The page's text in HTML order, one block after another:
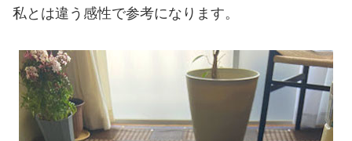
私とは違う感性で参考になります。